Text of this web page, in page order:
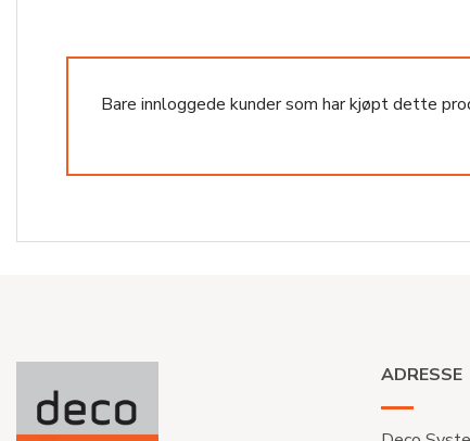
Bare innloggede kunder som har kjøpt dette
ADRESSE